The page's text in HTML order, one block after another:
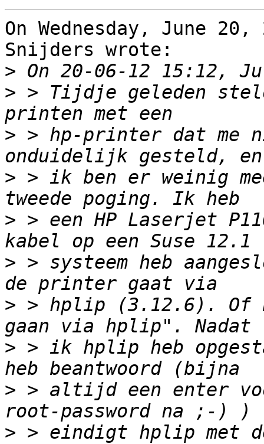
On Wednesday, June 20,
Snijders wrote:
>
> > Tijdje geleden
> > hp-printer dat me
> > ik ben er weinig
> > een HP Laserjet
> > systeem heb
> > hplip (3.12.6). Of
> > ik hplip heb
> > altijd een enter
> > eindigt hplip met